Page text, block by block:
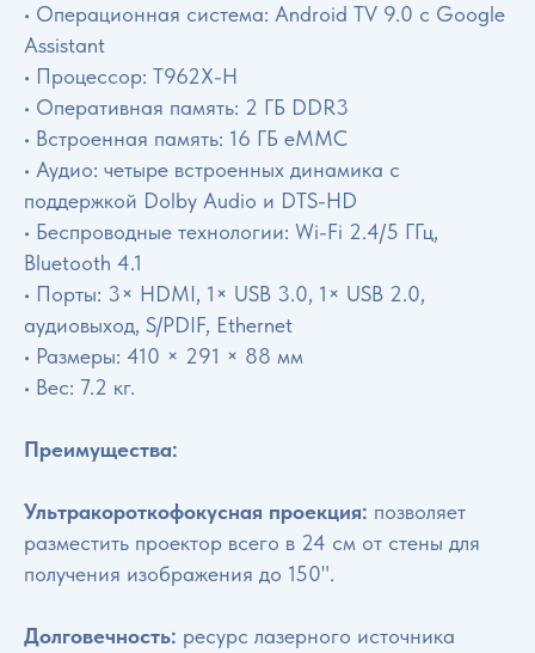
• Операционная система: Android TV 9.0 с Google
Assistant
• Процессор: T962X-H
• Оперативная память: 2 ГБ DDR3
• Встроенная память: 16 ГБ eMMC
• Аудио: четыре встроенных динамика с
поддержкой Dolby Audio и DTS-HD
• Беспроводные технологии: Wi-Fi 2.4/5 ГГц,
Bluetooth 4.1
• Порты: 3× HDMI, 1× USB 3.0, 1× USB 2.0,
аудиовыход, S/PDIF, Ethernet
• Размеры: 410 × 291 × 88 мм
• Вес: 7.2 кг.
Преимущества:
Ультракороткофокусная проекция: позволяет
разместить проектор всего в 24 см от стены для
получения изображения до 150".
Долговечность: ресурс лазерного источника